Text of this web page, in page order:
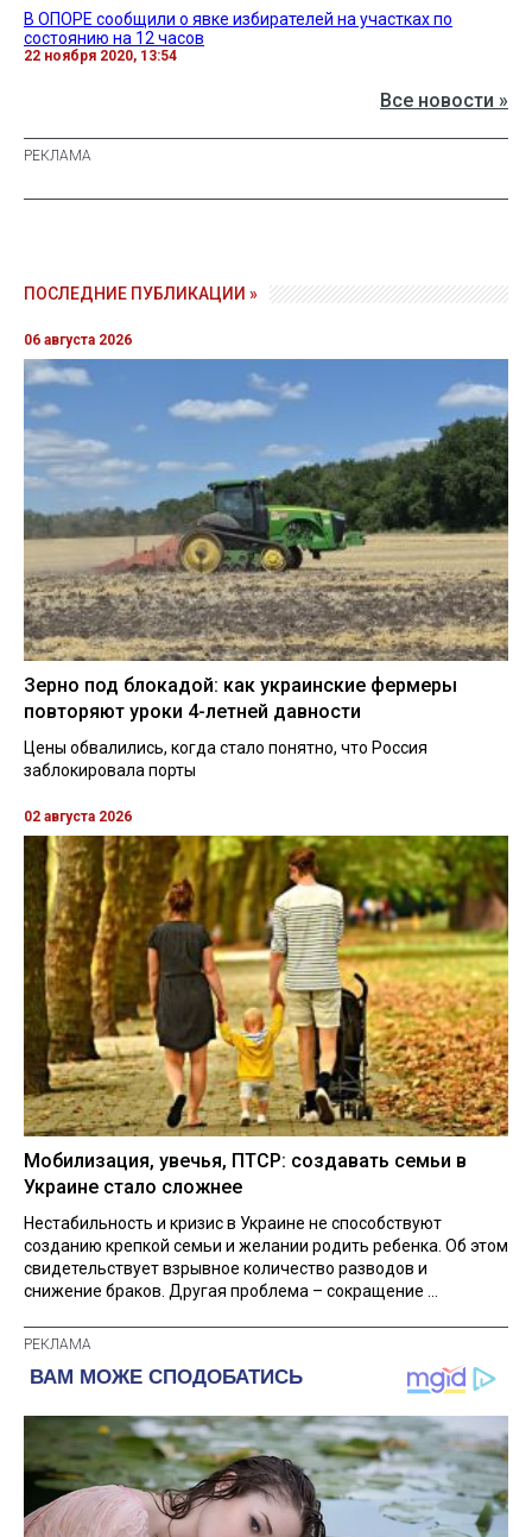
В ОПОРЕ сообщили о явке избирателей на участках по
состоянию на 12 часов
22 ноября 2020, 13:54
Все новости »
ПОСЛЕДНИЕ ПУБЛИКАЦИИ »
06 августа 2026
Зерно под блокадой: как украинские фермеры
повторяют уроки 4-летней давности
Цены обвалились, когда стало понятно, что Россия
заблокировала порты
02 августа 2026
Мобилизация, увечья, ПТСР: создавать семьи в
Украине стало сложнее
Нестабильность и кризис в Украине не способствуют
созданию крепкой семьи и желании родить ребенка. Об этом
свидетельствует взрывное количество разводов и
снижение браков. Другая проблема – сокращение ...